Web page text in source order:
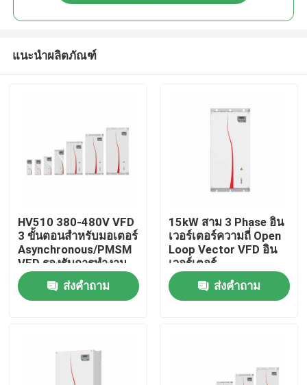
แนะนำผลิตภัณฑ์
HV510 380-480V VFD
3 ขั้นตอนสําหรับมอเตอร์
Asynchronous/PMSM
VFD รองรับการทํางาน
หลายความเร็วของ PLC
16-Segmentส่งคำถาม
15kW สาม 3 Phase อิน
เวอร์เตอร์ความถี่ Open
Loop Vector VFD อิน
เวอร์เตอร์
ส่งคำถาม